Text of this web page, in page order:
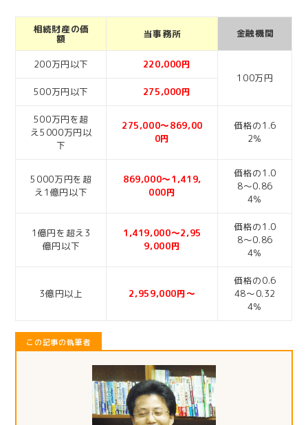
相続財産の価
額 当事務所 金融機関
200万円以下
220,000円
100万円
500万円以下
275,000円
500万円を超
え5000万円以
下
275,000～869,00
0円
価格の1.6
2％
5000万円を超
え1億円以下
869,000～1,419,
000円
価格の1.0
8～0.86
4％
1億円を超え3
億円以下
1,419,000～2,95
9,000円
価格の1.0
8～0.86
4％
3億円以上 2,959,000円～
価格の0.6
48～0.32
4％
この記事の執筆者